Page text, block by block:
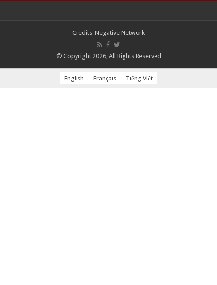
Credits: Negative Network
© Copyright 2026, All Rights Reserved
English Français Tiếng Việt